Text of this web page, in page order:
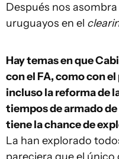
Después nos
uruguayos en el
Hay temas en que
con el FA, como con
incluso la reforma de
tiempos de armado
tiene la chance de
La han explorado